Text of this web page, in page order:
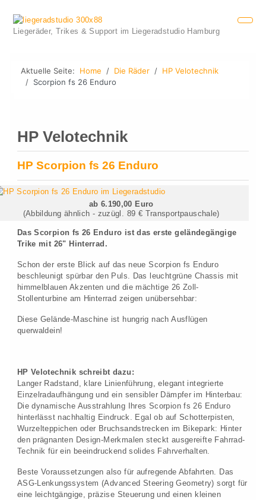
Liegeräder, Trikes & Support im Liegeradstudio Hamburg
Aktuelle Seite: Home Die Räder
HP Velotechnik
Scorpion fs 26 Enduro
HP Velotechnik
HP Scorpion fs 26 Enduro
ab 6.190,00 Euro
(Abbildung ähnlich - zuzügl. 89 € Transportpauschale)
Das Scorpion fs 26 Enduro ist das erste geländegängige
Trike mit 26" Hinterrad.
Schon der erste Blick auf das neue Scorpion fs Enduro
beschleunigt spürbar den Puls. Das leuchtgrüne Chassis mit
himmelblauen Akzenten und die mächtige 26 Zoll-
Stollenturbine am Hinterrad zeigen unübersehbar:
Diese Gelände-Maschine ist hungrig nach Ausflügen
querwaldein!
HP Velotechnik schreibt dazu:
Langer Radstand, klare Linienführung, elegant integrierte
Einzelradaufhängung und ein sensibler Dämpfer im Hinterbau:
Die dynamische Ausstrahlung Ihres Scorpion fs 26 Enduro
hinterlässt nachhaltig Eindruck. Egal ob auf Schotterpisten,
Wurzelteppichen oder Bruchsandstrecken im Bikepark: Hinter
den prägnanten Design-Merkmalen steckt ausgereifte Fahrrad-
Technik für ein beeindruckend solides Fahrverhalten.
Beste Voraussetzungen also für aufregende Abfahrten. Das
ASG-Lenkungssystem (Advanced Steering Geometry) sorgt für
eine leichtgängige, präzise Steuerung und einen kleinen